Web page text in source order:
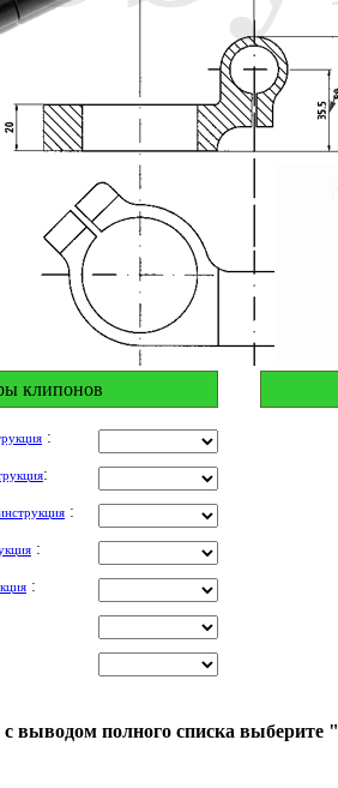
клипонов
:
:
:
:
:
с выводом полного списка